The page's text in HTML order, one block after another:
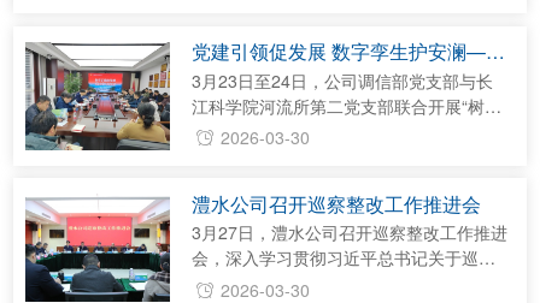
验收。 会议听取了项目建设单位、承建单
位以及监理单位关于项目建设管理及实
施、监理有关情况的汇报，观看了系统平
台演示。验收组通过细致查阅资料、现场
路...
党建引领促发展 数字孪生护安澜—公
司调信部与长科院河流所开展联学联
建
3月23日至24日，公司调信部党支部与长
江科学院河流所第二党支部联合开展“树牢
正确政绩观勇担时代新使命”联学联建活
加活动。 两个支部全体党员首先来到武汉
二七纪念馆参观学习，大家依次参观了各
个展厅，馆内陈列的大量历史文物、图
片、文献资料等，生动再现了京汉铁路工
2026-03-30
澧水公司召开巡察整改工作推进会
3月27日，澧水公司召开巡察整改工作推进
会，深入学习贯彻习近平总书记关于巡视
工作的重要论述，传达长江委党组巡察整
2026-03-30